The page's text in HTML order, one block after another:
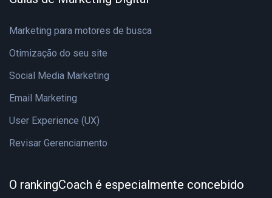
Marketing para motores de busca
Otimização do seu site
Social Media Marketing
Email Marketing
User Experience (UX)
Revisar Gerenciamento
O rankingCoach é especialmente concebido